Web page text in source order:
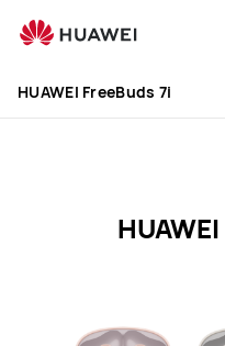
FreeBuds
Specification
HUAWEI FreeBuds 7i